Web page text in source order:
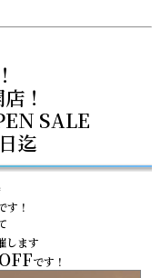
！
SALE
迄
す！
します
です！